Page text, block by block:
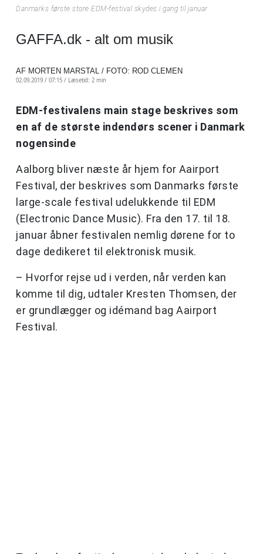
Danmarks første store EDM-festival skydes i gang til januar
GAFFA.dk - alt om musik
AF MORTEN MARSTAL / FOTO: ROD CLEMEN
02.09.2019 / 07:15 / Læsetid: 2 min
EDM-festivalens main stage beskrives som
en af de største indendørs scener i Danmark
nogensinde
Aalborg bliver næste år hjem for Aairport
Festival, der beskrives som Danmarks første
large-scale festival udelukkende til EDM
(Electronic Dance Music). Fra den 17. til 18.
januar åbner festivalen nemlig dørene for to
dage dedikeret til elektronisk musik.
– Hvorfor rejse ud i verden, når verden kan
komme til dig, udtaler Kresten Thomsen, der
er grundlægger og idémand bag Aairport
Festival.